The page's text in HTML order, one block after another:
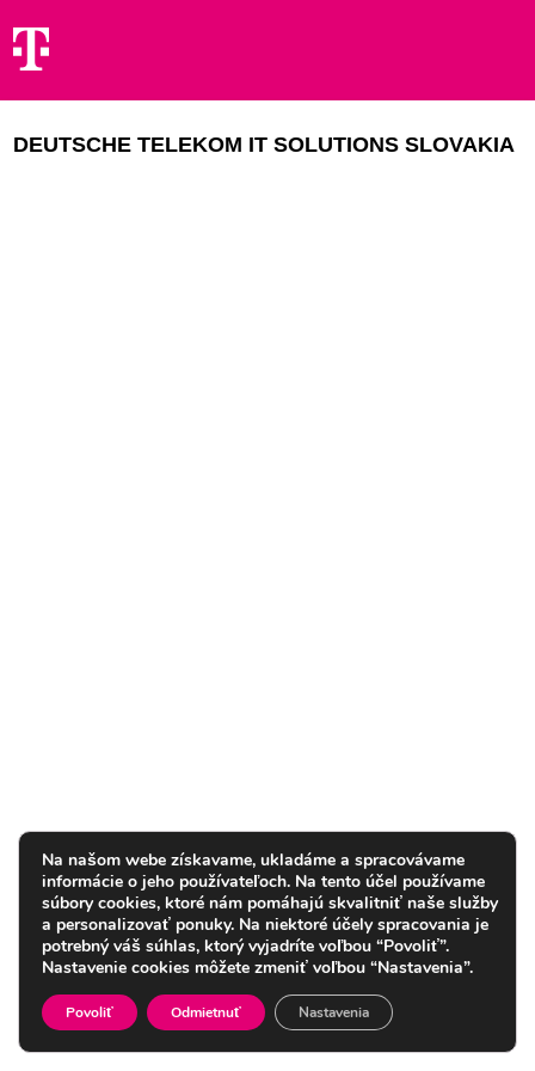
DEUTSCHE TELEKOM IT SOLUTIONS SLOVAKIA
Na našom webe získavame, ukladáme a spracovávame
informácie o jeho používateľoch. Na tento účel používame
súbory cookies, ktoré nám pomáhajú skvalitniť naše služby
a personalizovať ponuky. Na niektoré účely spracovania je
potrebný váš súhlas, ktorý vyjadríte voľbou “Povoliť”.
Nastavenie cookies môžete zmeniť voľbou “Nastavenia”.
Povoliť Odmietnuť Nastavenia